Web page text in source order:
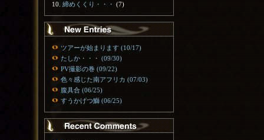
締めくくり・・・ (7)
ツアーが始まります (10/17)
たしか・・・ (09/30)
PV撮影の巻 (09/22)
色々感じた南アフリカ (07/03)
腹具合 (06/25)
すうかげつ鰤 (06/25)